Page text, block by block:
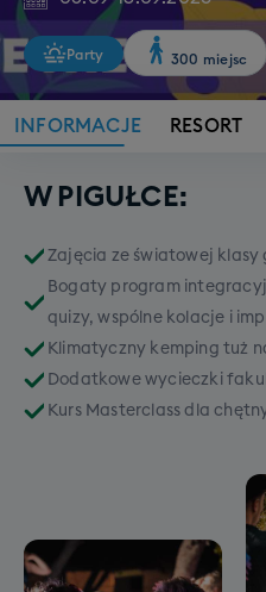
Party 300 miejsc
INFORMACJE RESORT
W PIGUŁCE:
Zajęcia ze światowej
Bogaty program
quizy, wspólne kolacje i
Klimatyczny kemping tuż
Dodatkowe wycieczki
Kurs Masterclass dla